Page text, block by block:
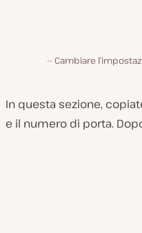
Cambiare
In questa sezione,
e il numero di porta.